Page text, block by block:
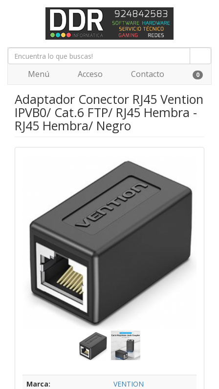
Menú Acceso Contacto 0
Adaptador Conector RJ45 Vention
IPVB0/ Cat.6 FTP/ RJ45 Hembra -
RJ45 Hembra/ Negro
Marca:
VENTION